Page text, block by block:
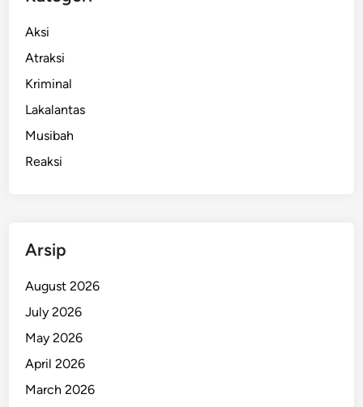
Aksi
Atraksi
Kriminal
Lakalantas
Musibah
Reaksi
Arsip
August 2026
July 2026
May 2026
April 2026
March 2026